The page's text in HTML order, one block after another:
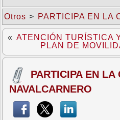
Otros > PARTICIPA EN LA
« ATENCIÓN TURÍSTICA
PLAN DE
PARTICIPA EN
NAVALCARNERO